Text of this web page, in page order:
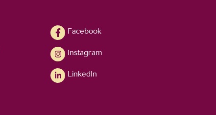
Facebook
Instagram
LinkedIn